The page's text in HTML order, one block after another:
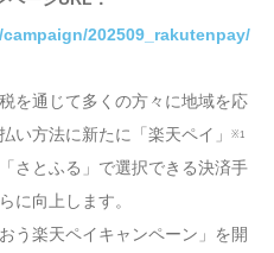
202509_rakutenpay/
を通じて多くの方々に地域を応
い方法に新たに「楽天ペイ」
※1
さとふる」で選択できる決済手
に向上します。
う楽天ペイキャンペーン」を開